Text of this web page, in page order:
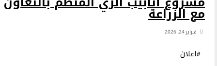
الزراعة